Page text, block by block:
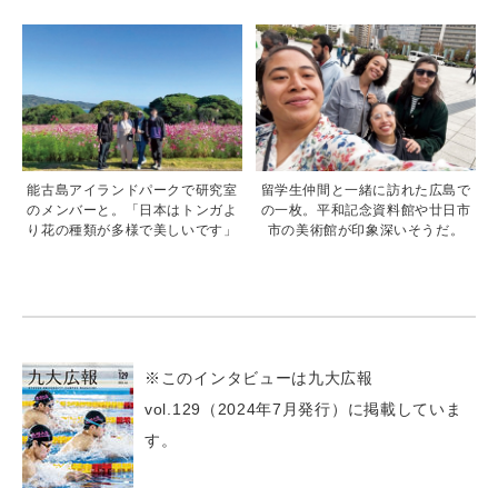
能古島アイランドパークで研究室
のメンバーと。「日本はトンガよ
り花の種類が多様で美しいです」
留学生仲間と一緒に訪れた広島で
の一枚。平和記念資料館や廿日市
市の美術館が印象深いそうだ。
※このインタビューは九大広報
vol.129（2024年7月発行）に掲載していま
す。